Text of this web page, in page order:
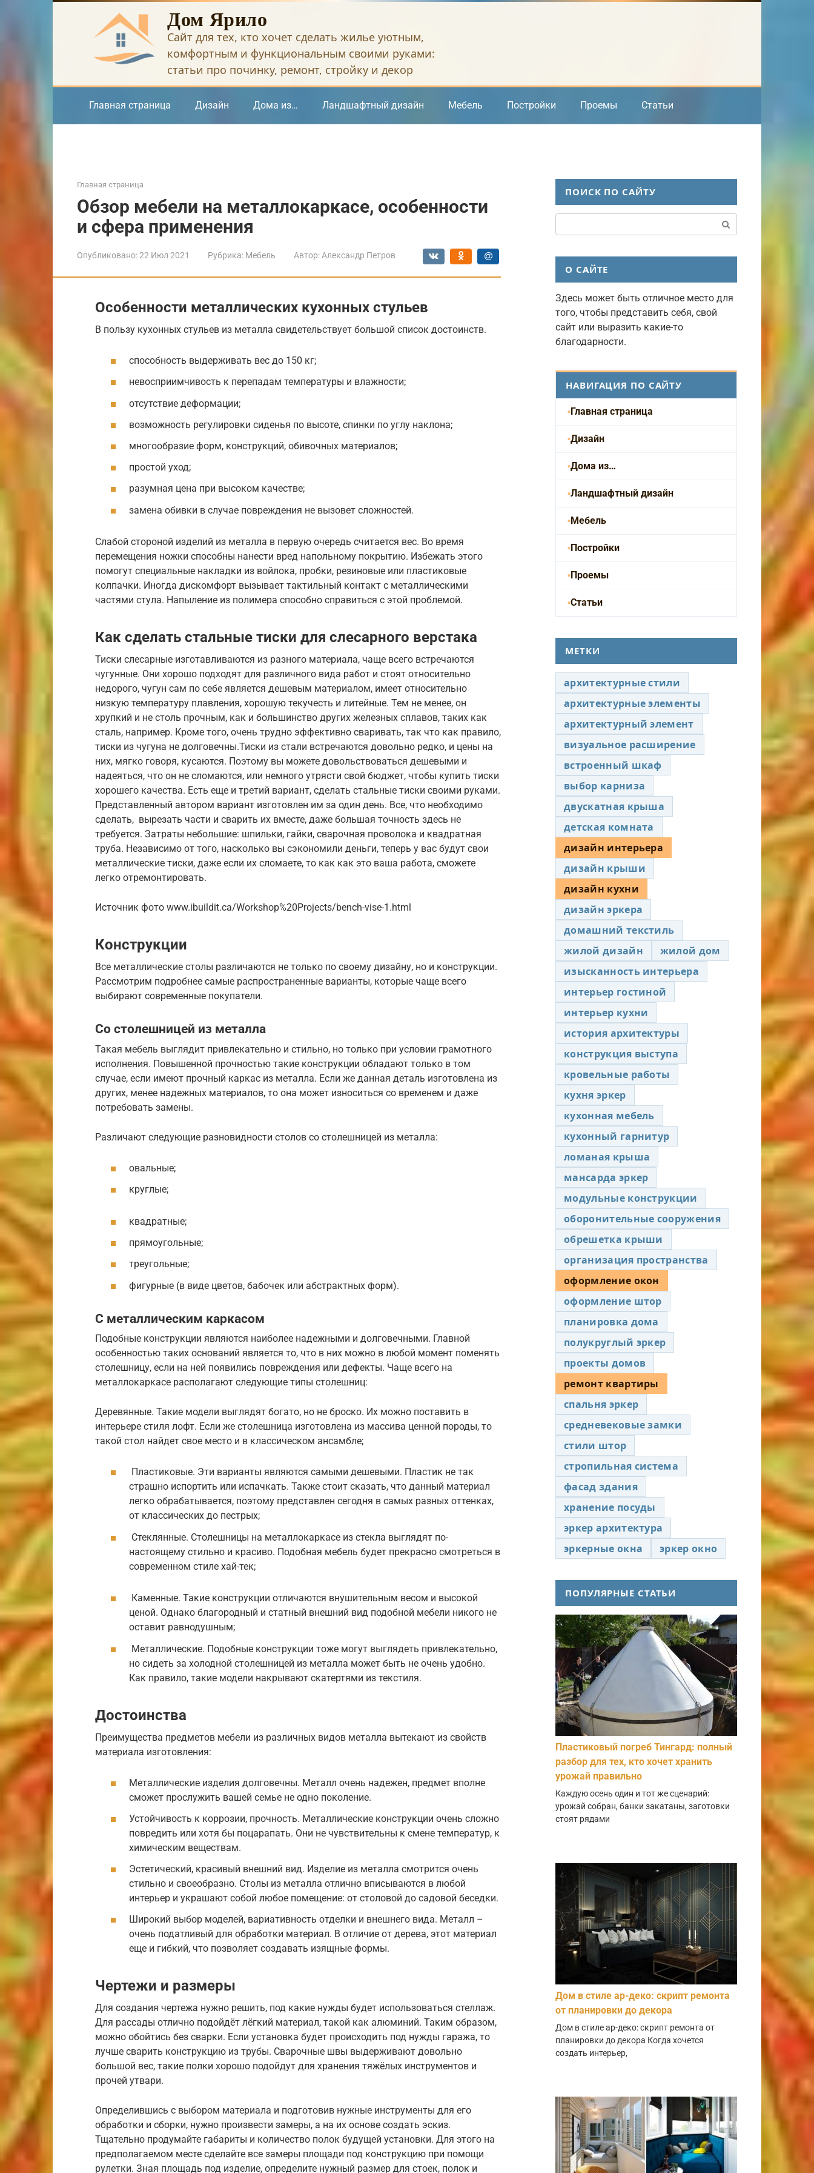
Дом Ярило
Сайт для тех, кто хочет сделать жилье уютным,
комфортным и функциональным своими руками:
статьи про починку, ремонт, стройку и декор
Главная страница Дизайн Дома из… Ландшафтный дизайн Мебель Постройки Проемы Статьи
Главная страница
Обзор мебели на металлокаркасе, особенности
и сфера применения
Опубликовано:22 Июл 2021 Рубрика: Мебель Автор: Александр Петров
Особенности металлических кухонных стульев
В пользу кухонных стульев из металла свидетельствует большой список достоинств.
способность выдерживать вес до 150 кг;
невосприимчивость к перепадам температуры и влажности;
отсутствие деформации;
возможность регулировки сиденья по высоте, спинки по углу наклона;
многообразие форм, конструкций, обивочных материалов;
простой уход;
разумная цена при высоком качестве;
замена обивки в случае повреждения не вызовет сложностей.
Слабой стороной изделий из металла в первую очередь считается вес. Во время
перемещения ножки способны нанести вред напольному покрытию. Избежать этого
помогут специальные накладки из войлока, пробки, резиновые или пластиковые
колпачки. Иногда дискомфорт вызывает тактильный контакт с металлическими
частями стула. Напыление из полимера способно справиться с этой проблемой.
Как сделать стальные тиски для слесарного верстака
Тиски слесарные изготавливаются из разного материала, чаще всего встречаются
чугунные. Они хорошо подходят для различного вида работ и стоят относительно
недорого, чугун сам по себе является дешевым материалом, имеет относительно
низкую температуру плавления, хорошую текучесть и литейные. Тем не менее, он
хрупкий и не столь прочным, как и большинство других железных сплавов, таких как
сталь, например. Кроме того, очень трудно эффективно сваривать, так что как правило,
тиски из чугуна не долговечны.Тиски из стали встречаются довольно редко, и цены на
них, мягко говоря, кусаются. Поэтому вы можете довольствоваться дешевыми и
надеяться, что он не сломаются, или немного утрясти свой бюджет, чтобы купить тиски
хорошего качества. Есть еще и третий вариант, сделать стальные тиски своими руками.
Представленный автором вариант изготовлен им за один день. Все, что необходимо
сделать, вырезать части и сварить их вместе, даже большая точность здесь не
требуется. Затраты небольшие: шпильки, гайки, сварочная проволока и квадратная
труба. Независимо от того, насколько вы сэкономили деньги, теперь у вас будут свои
металлические тиски, даже если их сломаете, то как как это ваша работа, сможете
легко отремонтировать.
Источник фото www.ibuildit.ca/Workshop%20Projects/bench-vise-1.html
Конструкции
Все металлические столы различаются не только по своему дизайну, но и конструкции.
Рассмотрим подробнее самые распространенные варианты, которые чаще всего
выбирают современные покупатели.
Со столешницей из металла
Такая мебель выглядит привлекательно и стильно, но только при условии грамотного
исполнения. Повышенной прочностью такие конструкции обладают только в том
случае, если имеют прочный каркас из металла. Если же данная деталь изготовлена из
других, менее надежных материалов, то она может износиться со временем и даже
потребовать замены.
Различают следующие разновидности столов со столешницей из металла:
овальные;
круглые;
квадратные;
прямоугольные;
треугольные;
фигурные (в виде цветов, бабочек или абстрактных форм).
С металлическим каркасом
Подобные конструкции являются наиболее надежными и долговечными. Главной
особенностью таких оснований является то, что в них можно в любой момент поменять
столешницу, если на ней появились повреждения или дефекты. Чаще всего на
металлокаркасе располагают следующие типы столешниц:
Деревянные. Такие модели выглядят богато, но не броско. Их можно поставить в
интерьере стиля лофт. Если же столешница изготовлена из массива ценной породы, то
такой стол найдет свое место и в классическом ансамбле;
Пластиковые. Эти варианты являются самыми дешевыми. Пластик не так
страшно испортить или испачкать. Также стоит сказать, что данный материал
легко обрабатывается, поэтому представлен сегодня в самых разных оттенках,
от классических до пестрых;
Стеклянные. Столешницы на металлокаркасе из стекла выглядят по-
настоящему стильно и красиво. Подобная мебель будет прекрасно смотреться в
современном стиле хай-тек;
Каменные. Такие конструкции отличаются внушительным весом и высокой
ценой. Однако благородный и статный внешний вид подобной мебели никого не
оставит равнодушным;
Металлические. Подобные конструкции тоже могут выглядеть привлекательно,
но сидеть за холодной столешницей из металла может быть не очень удобно.
Как правило, такие модели накрывают скатертями из текстиля.
Достоинства
Преимущества предметов мебели из различных видов металла вытекают из свойств
материала изготовления:
Металлические изделия долговечны. Металл очень надежен, предмет вполне
сможет прослужить вашей семье не одно поколение.
Устойчивость к коррозии, прочность. Металлические конструкции очень сложно
повредить или хотя бы поцарапать. Они не чувствительны к смене температур, к
химическим веществам.
Эстетический, красивый внешний вид. Изделие из металла смотрится очень
стильно и своеобразно. Столы из металла отлично вписываются в любой
интерьер и украшают собой любое помещение: от столовой до садовой беседки.
Широкий выбор моделей, вариативность отделки и внешнего вида. Металл –
очень податливый для обработки материал. В отличие от дерева, этот материал
еще и гибкий, что позволяет создавать изящные формы.
Чертежи и размеры
Для создания чертежа нужно решить, под какие нужды будет использоваться стеллаж.
Для рассады отлично подойдёт лёгкий материал, такой как алюминий. Таким образом,
можно обойтись без сварки. Если установка будет происходить под нужды гаража, то
лучше сварить конструкцию из трубы. Сварочные швы выдерживают довольно
большой вес, такие полки хорошо подойдут для хранения тяжёлых инструментов и
прочей утвари.
Определившись с выбором материала и подготовив нужные инструменты для его
обработки и сборки, нужно произвести замеры, а на их основе создать эскиз.
Тщательно продумайте габариты и количество полок будущей установки. Для этого на
предполагаемом месте сделайте все замеры площади под конструкцию при помощи
рулетки. Зная площадь под изделие, определите нужный размер для стоек, полок и
ПОИСК ПО САЙТУ
О САЙТЕ
Здесь может быть отличное место для
того, чтобы представить себя, свой
сайт или выразить какие-то
благодарности.
НАВИГАЦИЯ ПО САЙТУ
Главная страница
Дизайн
Дома из…
Ландшафтный дизайн
Мебель
Постройки
Проемы
Статьи
МЕТКИ
архитектурные стили
архитектурные элементы
архитектурный элемент
визуальное расширение
встроенный шкаф
выбор карниза
двускатная крыша
детская комната
дизайн интерьера
дизайн крыши
дизайн кухни
дизайн эркера
домашний текстиль
жилой дизайн
жилой дом
изысканность интерьера
интерьер гостиной
интерьер кухни
история архитектуры
конструкция выступа
кровельные работы
кухня эркер
кухонная мебель
кухонный гарнитур
ломаная крыша
мансарда эркер
модульные конструкции
оборонительные сооружения
обрешетка крыши
организация пространства
оформление окон
оформление штор
планировка дома
полукруглый эркер
проекты домов
ремонт квартиры
спальня эркер
средневековые замки
стили штор
стропильная система
фасад здания
хранение посуды
эркер архитектура
эркерные окна
эркер окно
ПОПУЛЯРНЫЕ СТАТЬИ
Пластиковый погреб Тингард: полный
разбор для тех, кто хочет хранить
урожай правильно
Каждую осень один и тот же сценарий:
урожай собран, банки закатаны, заготовки
стоят рядами
Дом в стиле ар-деко: скрипт ремонта
от планировки до декора
Дом в стиле ар-деко: скрипт ремонта от
планировки до декора Когда хочется
создать интерьер,